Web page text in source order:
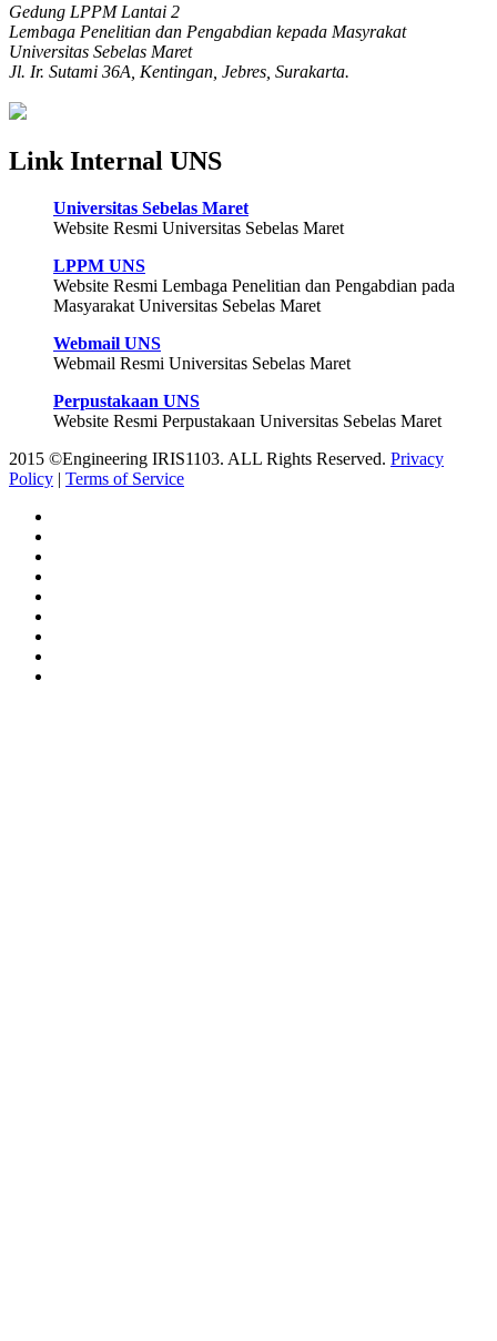
Gedung LPPM Lantai 2
Lembaga Penelitian dan Pengabdian kepada Masyrakat
Universitas Sebelas Maret
Jl. Ir. Sutami 36A, Kentingan, Jebres, Surakarta.
Link Internal UNS
Universitas Sebelas Maret
Website Resmi Universitas Sebelas Maret
LPPM UNS
Website Resmi Lembaga Penelitian dan Pengabdian pada
Masyarakat Universitas Sebelas Maret
Webmail UNS
Webmail Resmi Universitas Sebelas Maret
Perpustakaan UNS
Website Resmi Perpustakaan Universitas Sebelas Maret
2015 ©Engineering IRIS1103. ALL Rights Reserved. Privacy
Policy | Terms of Service